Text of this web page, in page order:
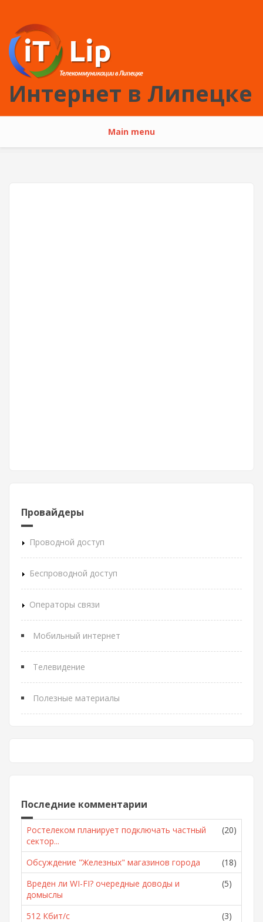
Интернет в Липецке
Main menu
Провайдеры
Проводной доступ
Беспроводной доступ
Операторы связи
Мобильный интернет
Телевидение
Полезные материалы
Последние комментарии
Ростелеком планирует подключать частный
сектор...
(20)
Обсуждение "Железных" магазинов города
(18)
Вреден ли WI-FI? очередные доводы и
домыслы
(5)
512 Кбит/с
(3)